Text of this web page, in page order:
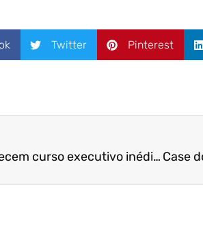
Twitter Pinterest
Fucape e ECO 55 oferecem curso executivo inédito no ES sobre Mudança Climática e o Impacto nos Negócios